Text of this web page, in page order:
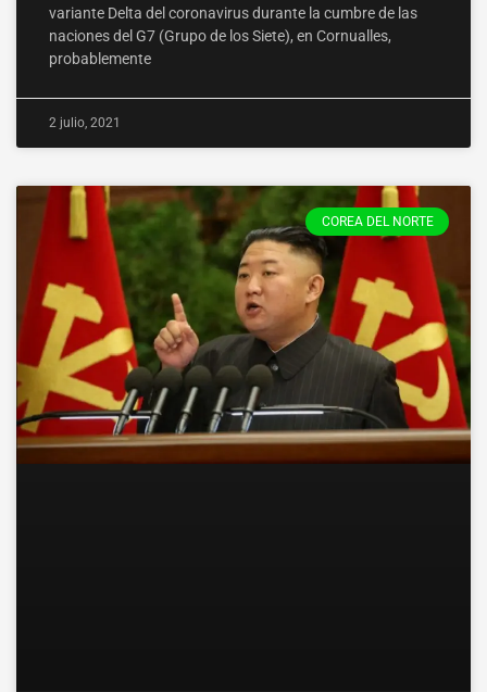
variante Delta del coronavirus durante la cumbre de las
naciones del G7 (Grupo de los Siete), en Cornualles,
probablemente
2 julio, 2021
COREA DEL NORTE